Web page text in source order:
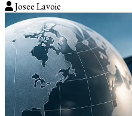
Josee Lavoie